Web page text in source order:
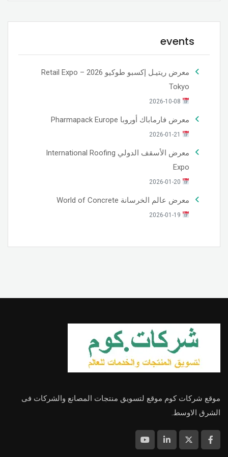
events
معرض ريتيـل إكسبو طوكيو 2026 – Retail Expo
Tokyo
معرض فارماباك أوروبا Pharmapack Europe
معرض الأسقف الدولي International Roofing
Expo
معرض عالم الخرسانة World of Concrete
موقع شركات كوم موقع لتسويق منتجات المصانع والشركات فى
الشرق الاوسط.